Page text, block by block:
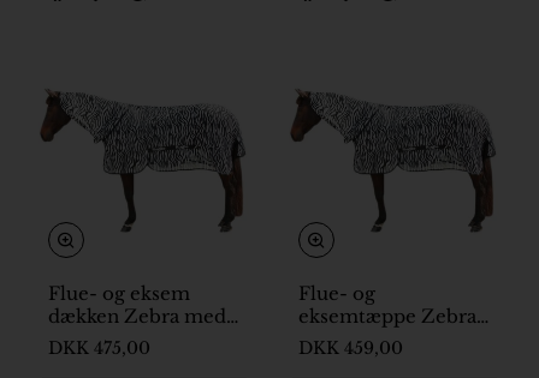
Flue- og eksem
dækken Zebra med
halssektion str 165
DKK 475,00
Flue- og
eksemtæppe Zebra
med halssektion str.
125
DKK 459,00